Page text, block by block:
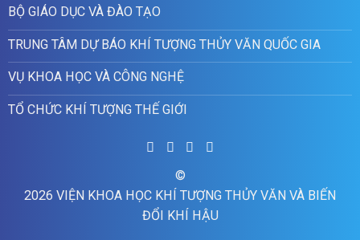
BỘ GIÁO DỤC VÀ ĐÀO TẠO
TRUNG TÂM DỰ BÁO KHÍ TƯỢNG THỦY VĂN QUỐC GIA
VỤ KHOA HỌC VÀ CÔNG NGHỆ
TỔ CHỨC KHÍ TƯỢNG THẾ GIỚI
©
2026 VIỆN KHOA HỌC KHÍ TƯỢNG THỦY VĂN VÀ BIẾN
ĐỔI KHÍ HẬU